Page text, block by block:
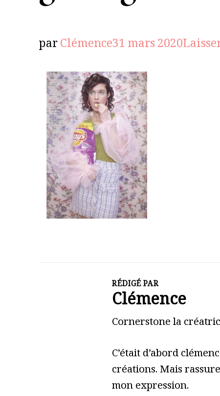
parClémence31 mars 2020
RÉDIGÉ PAR
Clémence
Cornerstone la
C’était d’abord
créations. Mais
mon expression.